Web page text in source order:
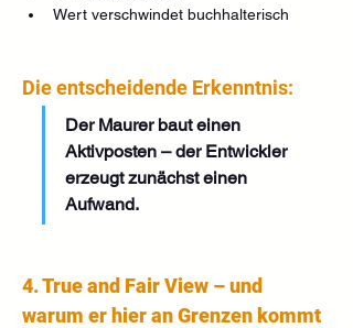
Wert verschwindet buchhalterisch
Die entscheidende Erkenntnis:
Der Maurer baut einen
Aktivposten – der Entwickler
erzeugt zunächst einen
Aufwand.
4. True and Fair View – und
warum er hier an Grenzen kommt